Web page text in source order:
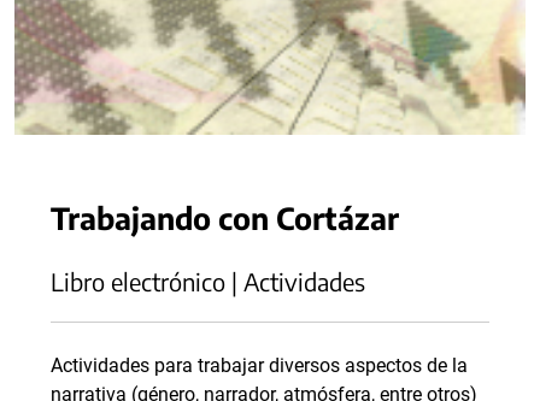
Trabajando con Cortázar
Libro electrónico | Actividades
Actividades para trabajar diversos aspectos de la
narrativa (género, narrador, atmósfera, entre otros)